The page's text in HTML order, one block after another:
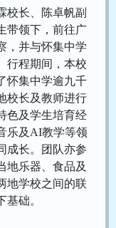
校长、陈卓帆副
带领下，前往广
，并与怀集中学
行程期间，本校
怀集中学逾九千
校长及教师进行
色及学生培育经
乐及AI教学等领
成长。团队亦参
地乐器、食品及
地学校之间的联
础。